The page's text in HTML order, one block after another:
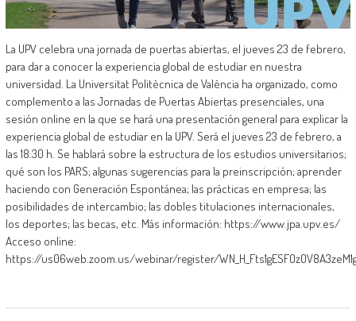
La UPV celebra una jornada de puertas abiertas, el jueves 23 de febrero,
para dar a conocer la experiencia global de estudiar en nuestra
universidad. La Universitat Politècnica de València ha organizado, como
complemento a las Jornadas de Puertas Abiertas presenciales, una
sesión online en la que se hará una presentación general para explicar la
experiencia global de estudiar en la UPV. Será el jueves 23 de febrero, a
las 18:30 h. Se hablará sobre la estructura de los estudios universitarios;
qué son los PARS; algunas sugerencias para la preinscripción; aprender
haciendo con Generación Espontánea; las prácticas en empresa; las
posibilidades de intercambio; las dobles titulaciones internacionales,
los deportes; las becas, etc. Más información: https://www.jpa.upv.es/
Acceso online:
https://us06web.zoom.us/webinar/register/